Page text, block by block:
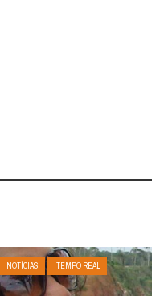
NOTÍCIAS TEMPO REAL